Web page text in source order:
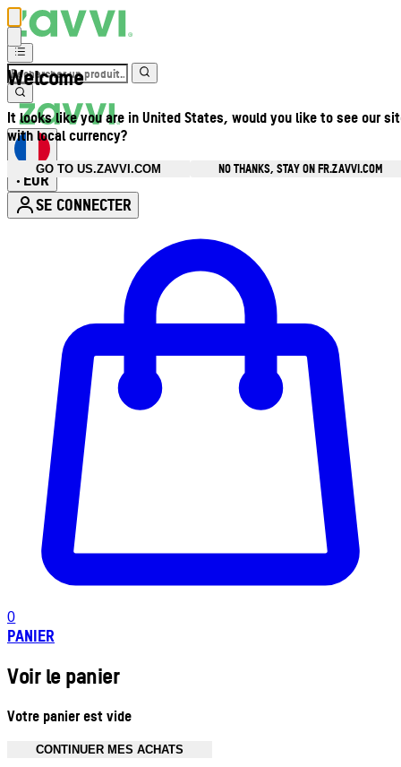
Welcome
It looks like you are in United States, would you like to see our
with local currency?
GO TO US.ZAVVI.COM
NO THANKS, STAY ON FR.ZAVVI.COM
• EUR
SE CONNECTER
0
PANIER
Voir le panier
Votre panier est vide
CONTINUER MES ACHATS